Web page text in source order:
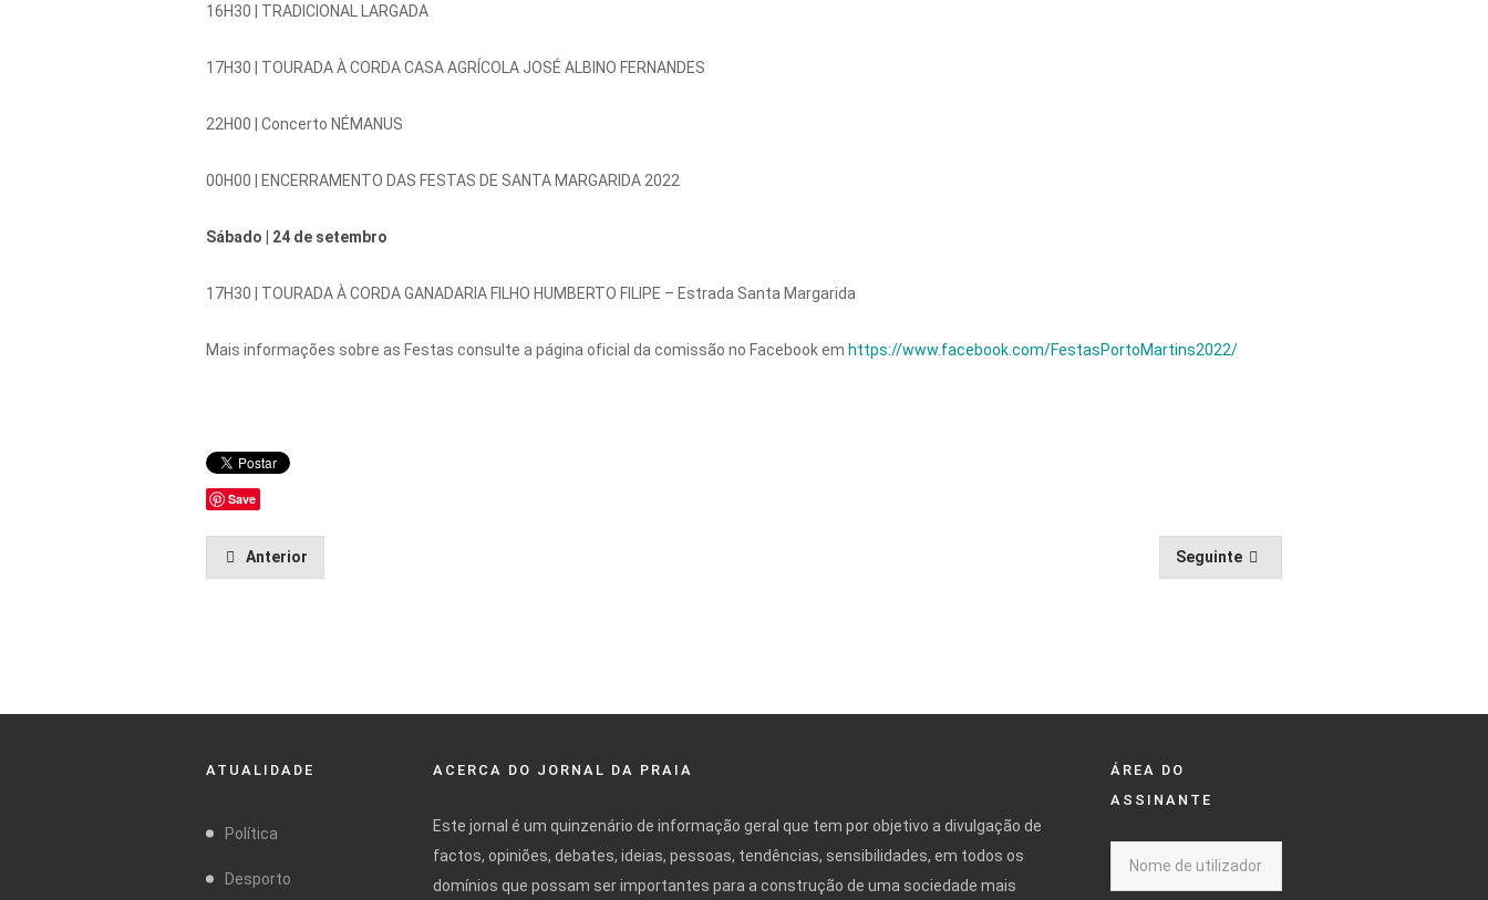
16H30 | TRADICIONAL LARGADA
17H30 | TOURADA À CORDA CASA AGRÍCOLA JOSÉ ALBINO FERNANDES
22H00 |Concerto NÉMANUS
00H00 | ENCERRAMENTO DAS FESTAS DE SANTA MARGARIDA 2022
Sábado | 24 de setembro
17H30 | TOURADA À CORDA GANADARIA FILHO HUMBERTO FILIPE – Estrada Santa Margarida
Mais informações sobre as Festas consulte a página oficial da comissão no Facebook em https://www.facebook.com/FestasPortoMartins2022/
Save
Anterior Seguinte
ATUALIDADE
Política
Desporto
ACERCA DO JORNAL DA PRAIA
Este jornal é um quinzenário de informação geral que tem por objetivo a divulgação de
factos, opiniões, debates, ideias, pessoas, tendências, sensibilidades, em todos os
domínios que possam ser importantes para a construção de uma sociedade mais
ÁREA DO
ASSINANTE